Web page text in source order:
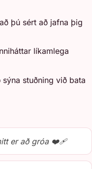
þú sért að jafna þig
líkamlega
stuðning við bata
er að gróa ❤️‍🩹